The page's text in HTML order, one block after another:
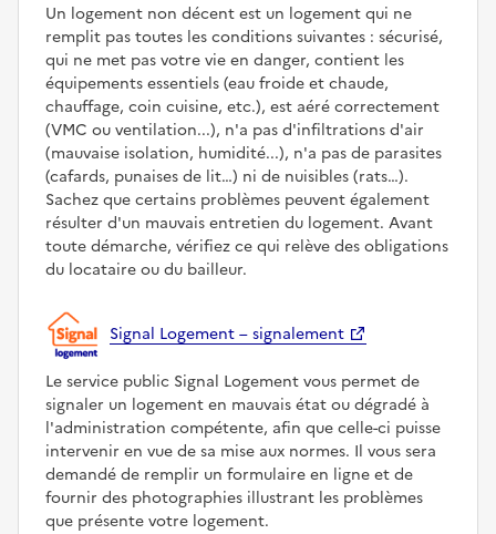
Un logement non décent est un logement qui ne
remplit pas toutes les conditions suivantes : sécurisé,
qui ne met pas votre vie en danger, contient les
équipements essentiels (eau froide et chaude,
chauffage, coin cuisine, etc.), est aéré correctement
(VMC ou ventilation...), n'a pas d'infiltrations d'air
(mauvaise isolation, humidité...), n'a pas de parasites
(cafards, punaises de lit…) ni de nuisibles (rats…).
Sachez que certains problèmes peuvent également
résulter d'un mauvais entretien du logement. Avant
toute démarche, vérifiez ce qui relève des obligations
du locataire ou du bailleur.
Signal Logement – signalement
Le service public Signal Logement vous permet de
signaler un logement en mauvais état ou dégradé à
l'administration compétente, afin que celle-ci puisse
intervenir en vue de sa mise aux normes. Il vous sera
demandé de remplir un formulaire en ligne et de
fournir des photographies illustrant les problèmes
que présente votre logement.